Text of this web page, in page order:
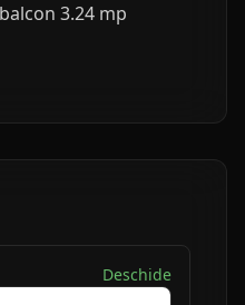
3.24 mp
Deschide